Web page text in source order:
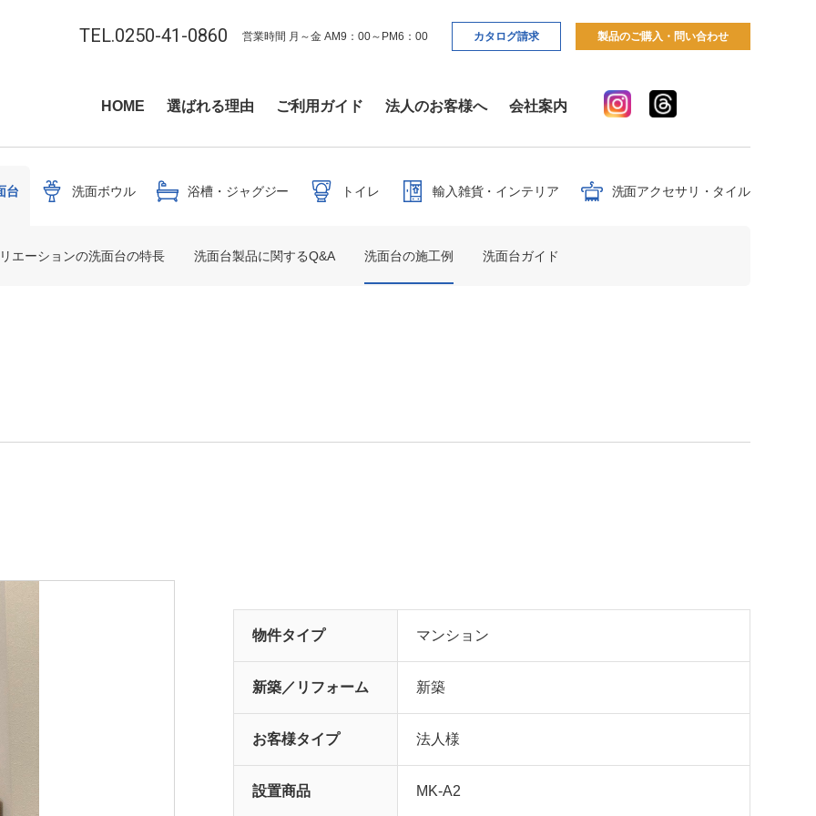
TEL.0250-41-0860 営業時間 月～金 AM9：00～PM6：00 カタログ請求 製品のご購入・問い合わせ
HOME 選ばれる理由 ご利用ガイド 法人のお客様へ 会社案内
台 洗面ボウル 浴槽・ジャグジー トイレ 輸入雑貨・インテリア 洗面アクセサリ・タイル
エーションの洗面台の特長 洗面台製品に関するQ&A 洗面台の施工例 洗面台ガイド
物件タイプ マンション
新築／リフォーム 新築
お客様タイプ 法人様
設置商品 MK-A2